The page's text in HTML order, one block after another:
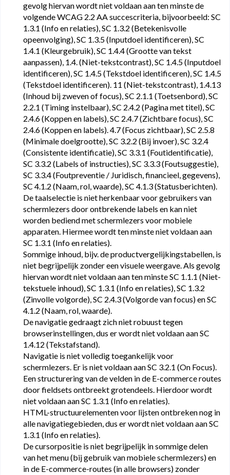
gevolg hiervan wordt niet voldaan aan ten minste de
volgende WCAG 2.2 AA succescriteria, bijvoorbeeld: SC
1.3.1 (Info en relaties), SC 1.3.2 (Betekenisvolle
opeenvolging), SC 1.3.5 (Inputdoel identificeren), SC
1.4.1 (Kleurgebruik), SC 1.4.4 (Grootte van tekst
aanpassen), 1.4. (Niet-tekstcontrast), SC 1.4.5 (Inputdoel
identificeren), SC 1.4.5 (Tekstdoel identificeren), SC 1.4.5
(Tekstdoel identificeren). 11 (Niet-tekstcontrast), 1.4.13
(Inhoud bij zweven of focus), SC 2.1.1 (Toetsenbord), SC
2.2.1 (Timing instelbaar), SC 2.4.2 (Pagina met titel), SC
2.4.6 (Koppen en labels), SC 2.4.7 (Zichtbare focus), SC
2.4.6 (Koppen en labels). 4.7 (Focus zichtbaar), SC 2.5.8
(Minimale doelgrootte), SC 3.2.2 (Bij invoer), SC 3.2.4
(Consistente identificatie), SC 3.3.1 (Foutidentificatie),
SC 3.3.2 (Labels of instructies), SC 3.3.3 (Foutsuggestie),
SC 3.3.4 (Foutpreventie / Juridisch, financieel, gegevens),
SC 4.1.2 (Naam, rol, waarde), SC 4.1.3 (Statusberichten).
De taalselectie is niet herkenbaar voor gebruikers van
schermlezers door ontbrekende labels en kan niet
worden bediend met schermlezers voor mobiele
apparaten. Hiermee wordt ten minste niet voldaan aan
SC 1.3.1 (Info en relaties).
Sommige inhoud, bijv. de productvergelijkingstabellen, is
niet begrijpelijk zonder een visuele weergave. Als gevolg
hiervan wordt niet voldaan aan ten minste SC 1.1.1 (Niet-
tekstuele inhoud), SC 1.3.1 (Info en relaties), SC 1.3.2
(Zinvolle volgorde), SC 2.4.3 (Volgorde van focus) en SC
4.1.2 (Naam, rol, waarde).
De navigatie gedraagt zich niet robuust tegen
browserinstellingen, dus er wordt niet voldaan aan SC
1.4.12 (Tekstafstand).
Navigatie is niet volledig toegankelijk voor
schermlezers. Er is niet voldaan aan SC 3.2.1 (On Focus).
Een structurering van de velden in de E-commerce routes
door fieldsets ontbreekt grotendeels. Hierdoor wordt
niet voldaan aan SC 1.3.1 (Info en relaties).
HTML-structuurelementen voor lijsten ontbreken nog in
alle navigatiegebieden, dus er wordt niet voldaan aan SC
1.3.1 (Info en relaties).
De cursorpositie is niet begrijpelijk in sommige delen
van het menu (bij gebruik van mobiele schermlezers) en
in de E-commerce-routes (in alle browsers) zonder